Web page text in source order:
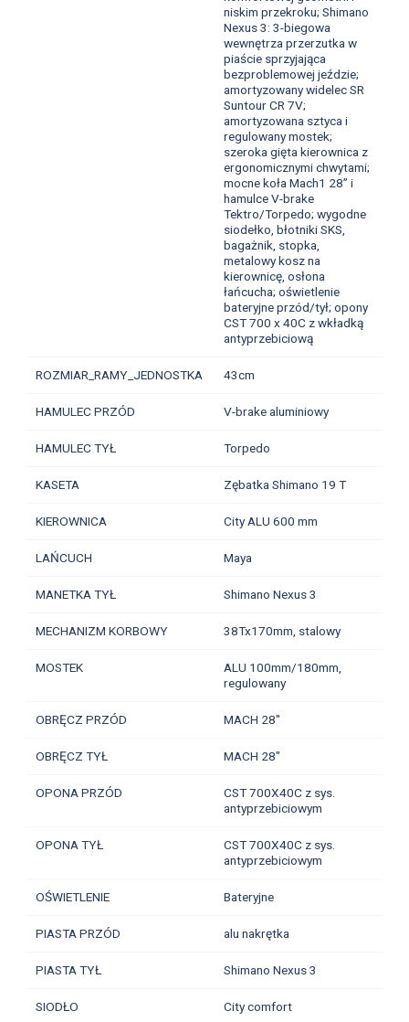
niskim przekroku; Shimano
Nexus 3: 3-biegowa
wewnętrza przerzutka w
piaście sprzyjająca
bezproblemowej jeździe;
amortyzowany widelec SR
Suntour CR 7V;
amortyzowana sztyca i
regulowany mostek;
szeroka gięta kierownica z
ergonomicznymi chwytami;
mocne koła Mach1 28” i
hamulce V-brake
Tektro/Torpedo; wygodne
siodełko, błotniki SKS,
bagażnik, stopka,
metalowy kosz na
kierownicę, osłona
łańcucha; oświetlenie
bateryjne przód/tył; opony
CST 700 x 40C z wkładką
antyprzebiciową
ROZMIAR_RAMY_JEDNOSTKA 43cm
HAMULEC PRZÓD V-brake aluminiowy
HAMULEC TYŁ Torpedo
KASETA Zębatka Shimano 19 T
KIEROWNICA City ALU 600 mm
LAŃCUCH Maya
MANETKA TYŁ Shimano Nexus 3
MECHANIZM KORBOWY 38Tx170mm, stalowy
MOSTEK
ALU 100mm/180mm,
regulowany
OBRĘCZ PRZÓD MACH 28"
OBRĘCZ TYŁ MACH 28"
OPONA PRZÓD
CST 700X40C z sys.
antyprzebiciowym
OPONA TYŁ
CST 700X40C z sys.
antyprzebiciowym
OŚWIETLENIE Bateryjne
PIASTA PRZÓD alu nakrętka
PIASTA TYŁ Shimano Nexus 3
SIODŁO City comfort